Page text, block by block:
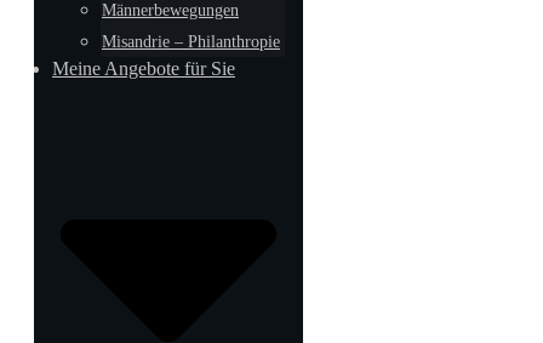
Männerbewegungen
Misandrie – Philanthropie
Meine Angebote für Sie